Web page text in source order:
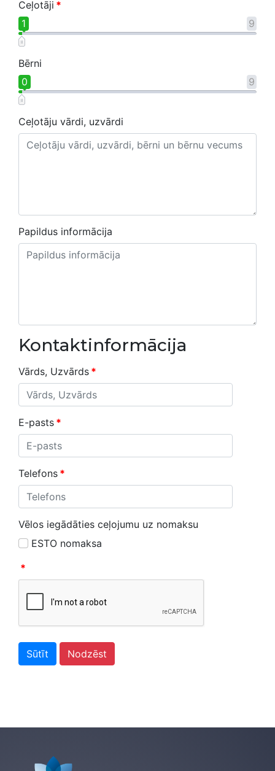
Ceļotāji *
9
1
Bērni
9
0
Ceļotāju vārdi, uzvārdi
Papildus informācija
Kontaktinformācija
Vārds, Uzvārds *
E-pasts *
Telefons *
Vēlos iegādāties ceļojumu uz nomaksu
ESTO nomaksa
*
Sūtīt Nodzēst